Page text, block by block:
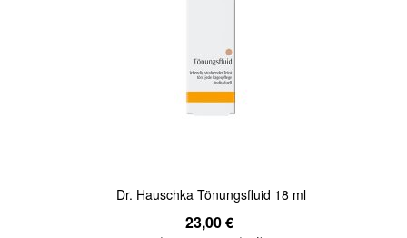
Dr. Hauschka Tönungsfluid 18 ml
23,00 €